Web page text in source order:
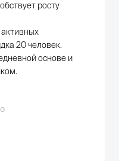
росту
20 человек.
основе и